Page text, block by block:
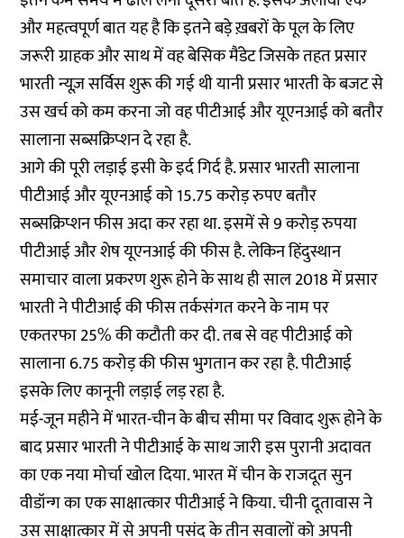
और महत्वपूर्ण बात यह है कि इतने बड़े ख़बरों के पूल के लिए
जरूरी ग्राहक और साथ में वह बेसिक मैंडेट जिसके तहत प्रसार
भारती न्यूज़ सर्विस शुरू की गई थी यानी प्रसार भारती के बजट से
उस खर्च को कम करना जो वह पीटीआई और यूएनआई को बतौर
सालाना सब्सक्रिप्शन दे रहा है.
आगे की पूरी लड़ाई इसी के इर्द गिर्द है. प्रसार भारती सालाना
पीटीआई और यूएनआई को 15.75 करोड़ रुपए बतौर
सब्सक्रिप्शन फीस अदा कर रहा था. इसमें से 9 करोड़ रुपया
पीटीआई और शेष यूएनआई की फीस है. लेकिन हिंदुस्थान
समाचार वाला प्रकरण शुरू होने के साथ ही साल 2018 में प्रसार
भारती ने पीटीआई की फीस तर्कसंगत करने के नाम पर
एकतरफा 25% की कटौती कर दी. तब से वह पीटीआई को
सालाना 6.75 करोड़ की फीस भुगतान कर रहा है. पीटीआई
इसके लिए कानूनी लड़ाई लड़ रहा है.
मई-जून महीने में भारत-चीन के बीच सीमा पर विवाद शुरू होने के
बाद प्रसार भारती ने पीटीआई के साथ जारी इस पुरानी अदावत
का एक नया मोर्चा खोल दिया. भारत में चीन के राजदूतसुन
वीडॉन्ग का एक साक्षात्कारपीटीआई ने किया. चीनी दूतावास ने
उस साक्षात्कार में से अपनी पसंद के तीन सवालों को अपनी